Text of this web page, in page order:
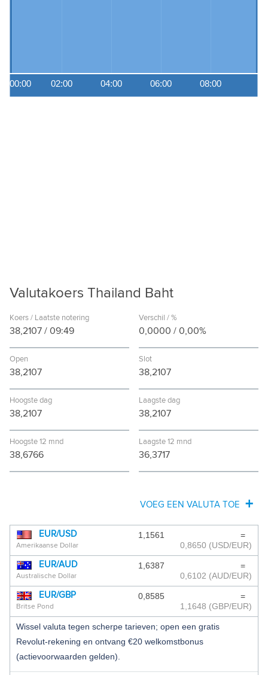
00:00 02:00 04:00 06:00 08:00
Valutakoers Thailand Baht
Koers / Laatste notering
38,2107 / 09:49
Verschil / %
0,0000 /0,00%
Open
38,2107
Slot
38,2107
Hoogste dag
38,2107
Laagste dag
38,2107
Hoogste 12 mnd
38,6766
Laagste 12 mnd
36,3717
VOEG EEN VALUTA TOE
AFGHAANSE AFGHANI
ALGERIJNSE DINAR
ANGOLESE KWANZA
ANTILLIAANSE GULDEN
ARGENTIJNSE PESO
EUR/USD
Amerikaanse Dollar
1,1561
=
0,8650 (USD/EUR)
EUR/AUD
Australische Dollar
1,6387
=
0,6102 (AUD/EUR)
EUR/GBP
Britse Pond
0,8585
=
1,1648 (GBP/EUR)
Wissel valuta tegen scherpe tarieven; open een gratis
Revolut-rekening en ontvang €20 welkomstbonus
(actievoorwaarden gelden).